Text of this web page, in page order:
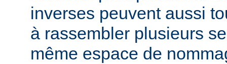
inverses peuvent aussi
à rassembler plusieurs
même espace de